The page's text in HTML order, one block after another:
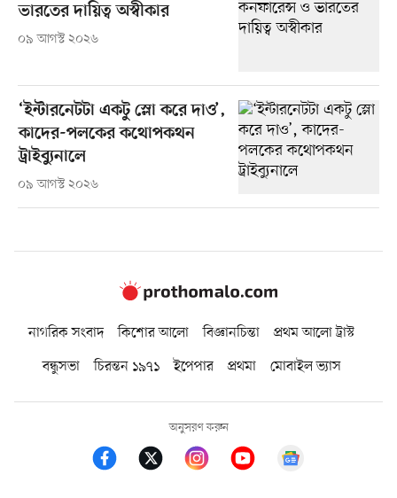
ভারতের দায়িত্ব অস্বীকার
০৯ আগস্ট ২০২৬
‘ইন্টারনেটটা একটু স্লো করে দাও’,
কাদের-পলকের কথোপকথন
ট্রাইব্যুনালে
০৯ আগস্ট ২০২৬
নাগরিক সংবাদ কিশোর আলো বিজ্ঞানচিন্তা
প্রথম আলো ট্রাস্ট
বন্ধুসভা
চিরন্তন ১৯৭১ ইপেপার প্রথমা মোবাইল ভ্যাস
অনুসরণ করুন